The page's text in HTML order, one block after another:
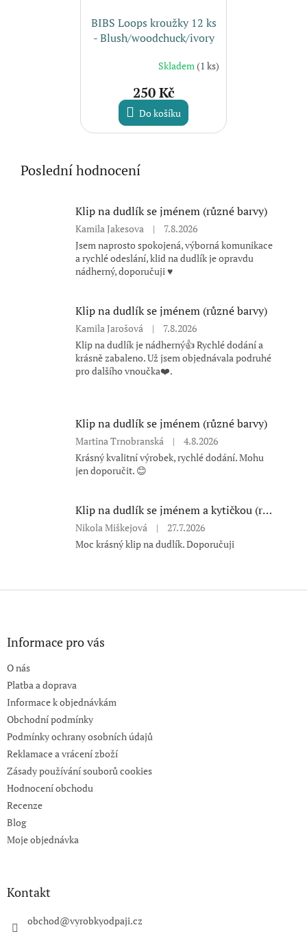
BIBS Loops kroužky 12 ks
- Blush/woodchuck/ivory
Skladem(1 ks)
250 Kč
Do košíku
Poslední hodnocení
Klip na dudlík se jménem (různé barvy)
Hodnocení
produktu
je
hvězdiček.
Kamila Jakesova |
7.8.2026
Jsem naprosto spokojená, výborná komunikace
a rychlé odeslání, klid na dudlík je opravdu
nádherný, doporučuji ♥️
Klip na dudlík se jménem (různé barvy)
Hodnocení
produktu
je
z
Kamila Jarošová |
7.8.2026
Klip na dudlík je nádherný👍 Rychlé dodání a
krásně zabaleno. Už jsem objednávala podruhé
pro dalšího vnoučka❤️.
Klip na dudlík se jménem (různé barvy)
Hodnocení
produktu
je
5
5
hvězdiček.
Martina Trnobranská |
4.8.2026
Krásný kvalitní výrobek, rychlé dodání. Mohu
jen doporučit. 😊
Klip na dudlík se jménem a kytičkou (různé barvy)
Hodnocení
produktu
5
Nikola Miškejová |
27.7.2026
Moc krásný klip na dudlík. Doporučuji
Z
Informace pro vás
O nás
Platba a doprava
Informace k objednávkám
Obchodní podmínky
Podmínky ochrany osobních údajů
Reklamace a vrácení zboží
Zásady používání souborů cookies
Hodnocení obchodu
Recenze
Blog
Moje objednávka
Kontakt
obchod@vyrobkyodpaji.cz